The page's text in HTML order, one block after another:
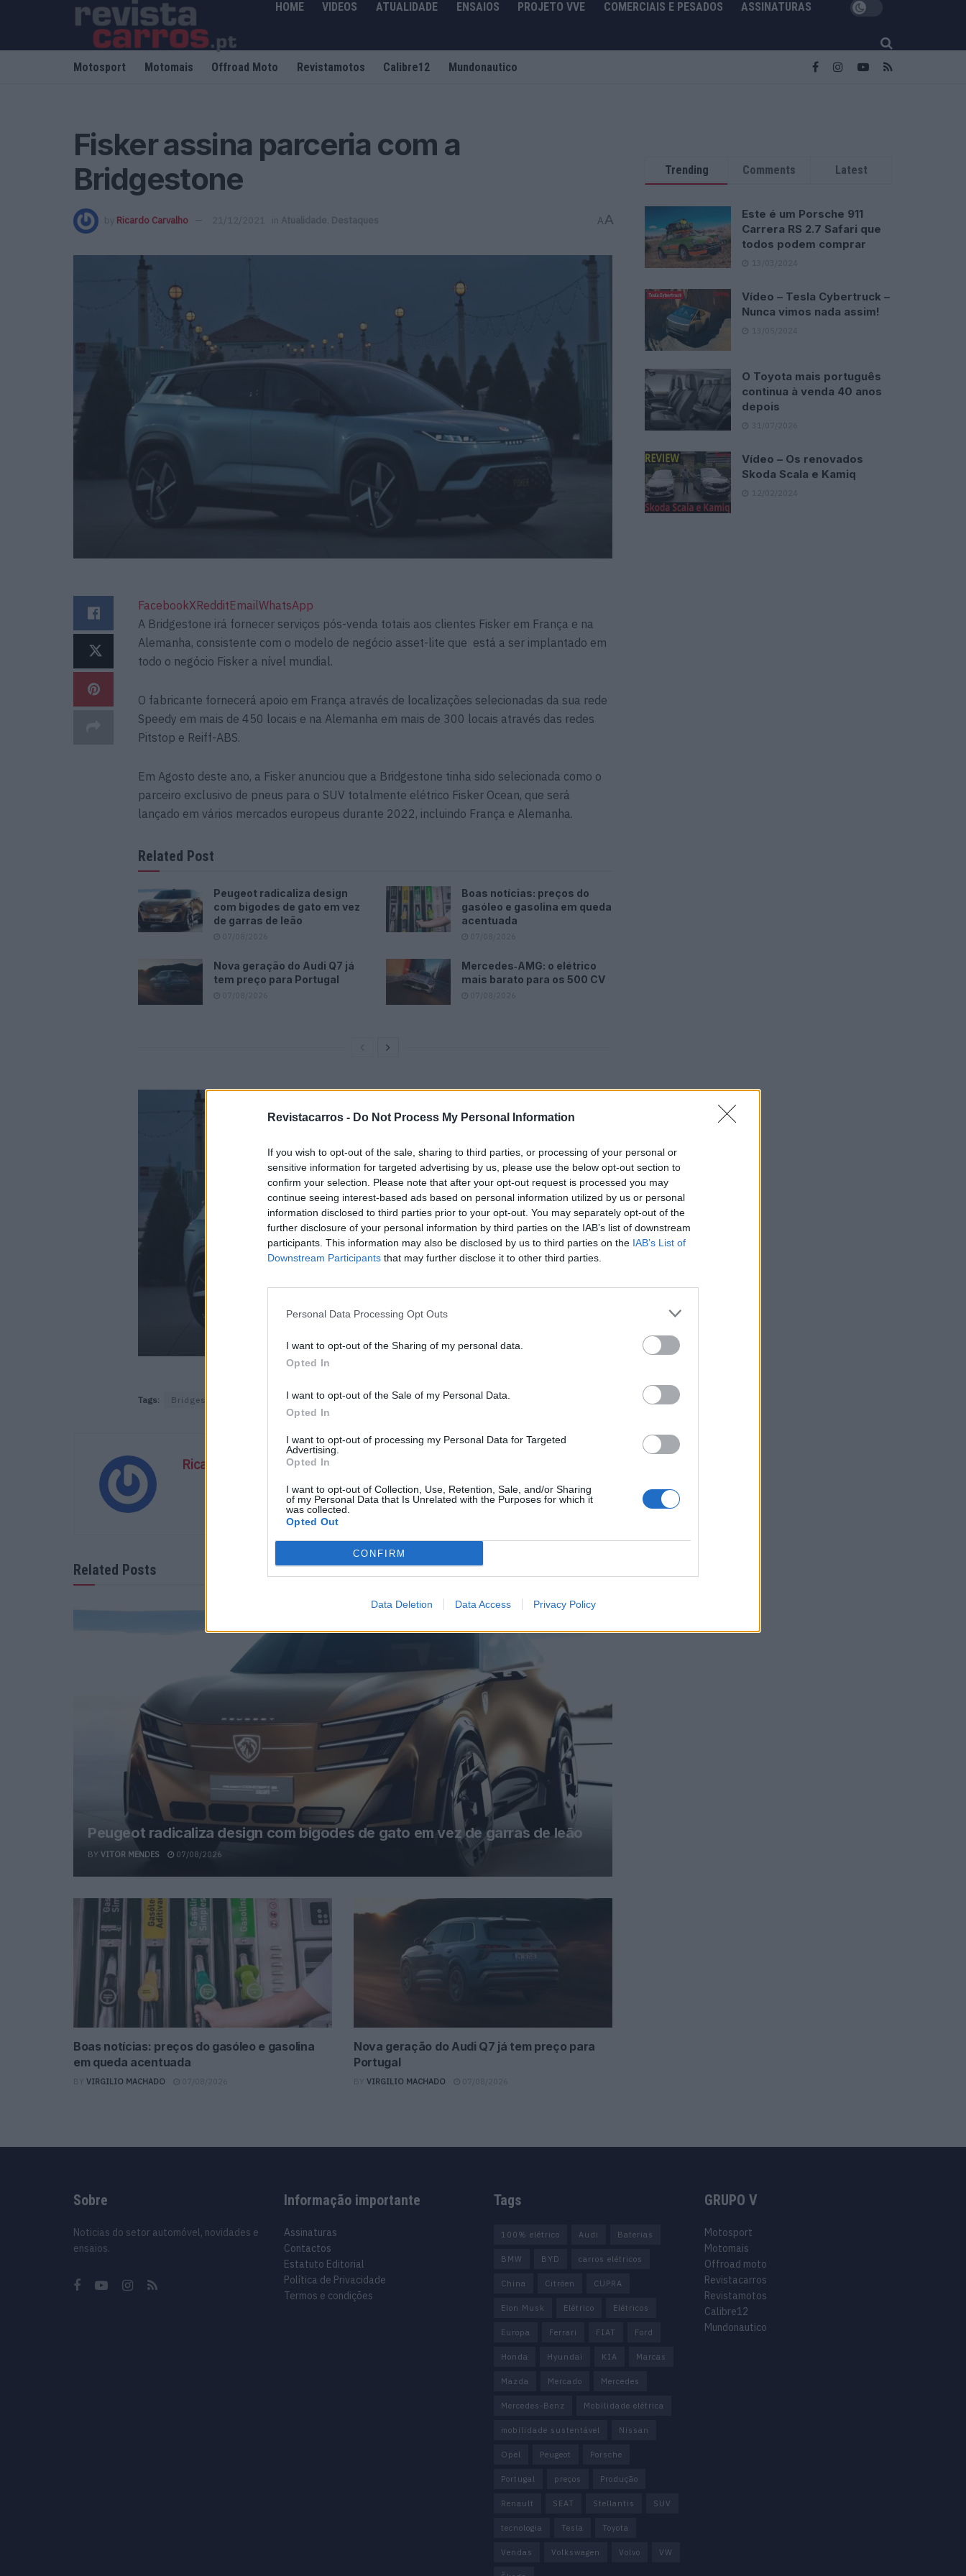
Revistacarros - Do Not Process My Personal Information
If you wish to opt-out of the sale, sharing to third parties, or processing of your personal or
sensitive information for targeted advertising by us, please use the below opt-out section to
confirm your selection. Please note that after your opt-out request is processed you may
continue seeing interest-based ads based on personal information utilized by us or personal
information disclosed to third parties prior to your opt-out. You may separately opt-out of the
further disclosure of your personal information by third parties on the IAB’s list of downstream
participants. This information may also be disclosed by us to third parties on the IAB’s List of
Downstream Participants that may further disclose it to other third parties.
Personal Data Processing Opt Outs
I want to opt-out of the Sharing of my personal data.
Opted In
I want to opt-out of the Sale of my Personal Data.
Opted In
I want to opt-out of processing my Personal Data for Targeted
Advertising.
Opted In
I want to opt-out of Collection, Use, Retention, Sale, and/or Sharing
of my Personal Data that Is Unrelated with the Purposes for which it
was collected.
Opted Out
CONFIRM
Data Deletion Data Access Privacy Policy
HOME VIDEOS ATUALIDADE ENSAIOS PROJETO VVE COMERCIAIS E PESADOS ASSINATURAS
Motosport Motomais Offroad Moto Revistamotos Calibre12 Mundonautico
Fisker assina parceria com a
Bridgestone
by Ricardo Carvalho 21/12/2021 in Atualidade Destaques AA
FacebookXRedditEmailWhatsApp
A Bridgestone irá fornecer serviços pós-venda totais aos clientes Fisker em França e na
Alemanha, consistente com o modelo de negócio asset-lite que está a ser implantado em
todo o negócio Fisker a nível mundial.
O fabricante fornecerá apoio em França através de localizações selecionadas da sua rede
Speedy em mais de 450 locais e na Alemanha em mais de 300 locais através das redes
Pitstop e Reiff-ABS.
Em Agosto deste ano, a Fisker anunciou que a Bridgestone tinha sido selecionada como o
parceiro exclusivo de pneus para o SUV totalmente elétrico Fisker Ocean, que será
lançado em vários mercados europeus durante 2022, incluindo França e Alemanha.
Related Post
Peugeot radicaliza design
com bigodes de gato em vez
de garras de leão
07/08/2026
Boas notícias: preços do
gasóleo e gasolina em queda
acentuada
07/08/2026
Nova geração do Audi Q7 já
tem preço para Portugal
07/08/2026
Mercedes‑AMG: o elétrico
mais barato para os 500 CV
07/08/2026
Tags: Bridgestone
Ricardo Carvalho
Related Posts
Peugeot radicaliza design com bigodes de gato em vez de garras de leão
BY VITOR MENDES 07/08/2026
Boas notícias: preços do gasóleo e gasolina
em queda acentuada
BY VIRGILIO MACHADO 07/08/2026
Nova geração do Audi Q7 já tem preço para
Portugal
BY VIRGILIO MACHADO 07/08/2026
Trending Comments Latest
Este é um Porsche 911
Carrera RS 2.7 Safari que
todos podem comprar
13/03/2024
Vídeo – Tesla Cybertruck –
Nunca vimos nada assim!
13/05/2024
O Toyota mais português
continua à venda 40 anos
depois
31/07/2026
Vídeo – Os renovados
Skoda Scala e Kamiq
12/02/2024
Sobre
Noticias do setor automóvel, novidades e
ensaios.
Informação importante
Assinaturas
Contactos
Estatuto Editorial
Política de Privacidade
Termos e condições
Tags
100% elétrico Audi Baterias
BMW BYD carros elétricos
China Citröen CUPRA
Elon Musk Elétrico Elétricos
Europa Ferrari FIAT Ford
Honda Hyundai KIA Marcas
Mazda Mercado Mercedes
Mercedes-Benz Mobilidade elétrica
mobilidade sustentável Nissan
Opel Peugeot Porsche
Portugal preços Produção
Renault SEAT Stellantis SUV
tecnologia Tesla Toyota
Vendas Volkswagen Volvo VW
GRUPO V
Motosport
Motomais
Offroad moto
Revistacarros
Revistamotos
Calibre12
Mundonautico